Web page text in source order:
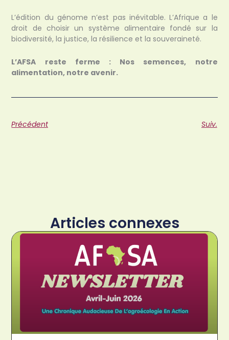
L’édition du génome n’est pas inévitable. L’Afrique a le
droit de choisir un système alimentaire fondé sur la
biodiversité, la justice, la résilience et la souveraineté.
L’AFSA reste ferme : Nos semences, notre
alimentation, notre avenir.
Précédent Suiv.
Articles connexes